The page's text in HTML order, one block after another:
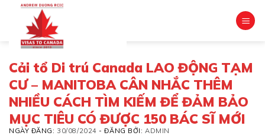
content
Cải tổ Di trú Canada LAO ĐỘNG TẠM
CƯ – MANITOBA CÂN NHẮC THÊM
NHIỀU CÁCH TÌM KIẾM ĐỂ ĐẢM BẢO
MỤC TIÊU CÓ ĐƯỢC 150 BÁC SĨ MỚI
NGÀY ĐĂNG: 30/08/2024 -ĐĂNG BỞI:ADMIN